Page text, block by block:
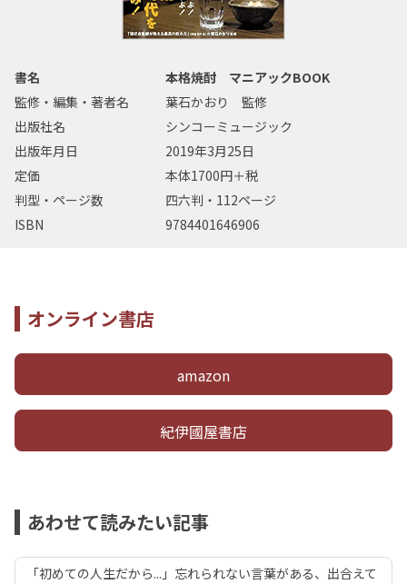
書名
本格焼酎 マニアックBOOK
監修・編集・著者名
葉石かおり 監修
出版社名
シンコーミュージック
出版年月日
2019年3月25日
定価
本体1700円＋税
判型・ページ数
四六判・112ページ
ISBN
9784401646906
オンライン書店
amazon
紀伊國屋書店
あわせて読みたい記事
「初めての人生だから...」忘れられない言葉がある、出合えて